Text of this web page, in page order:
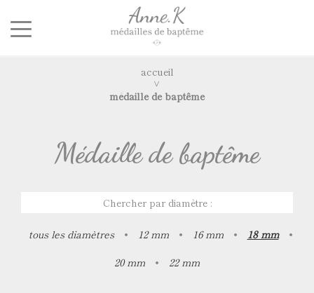
accueil
médaille de baptême
Médaille de baptême
Chercher par diamètre :
tous les diamètres • 12 mm • 16 mm • 18 mm
•
20 mm
• 22 mm